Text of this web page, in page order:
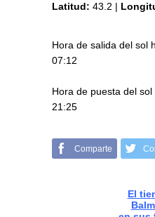
Latitud: 43.2 |
Hora de salida del sol
07:12
Hora de puesta del
21:25
Comparte
El